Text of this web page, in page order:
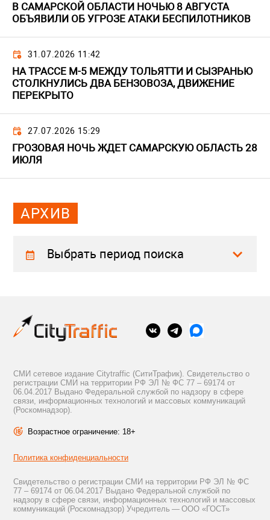
В САМАРСКОЙ ОБЛАСТИ НОЧЬЮ 8 АВГУСТА
ОБЪЯВИЛИ ОБ УГРОЗЕ АТАКИ БЕСПИЛОТНИКОВ
31.07.2026 11:42
НА ТРАССЕ М-5 МЕЖДУ ТОЛЬЯТТИ И СЫЗРАНЬЮ
СТОЛКНУЛИСЬ ДВА БЕНЗОВОЗА, ДВИЖЕНИЕ
ПЕРЕКРЫТО
27.07.2026 15:29
ГРОЗОВАЯ НОЧЬ ЖДЕТ САМАРСКУЮ ОБЛАСТЬ 28
ИЮЛЯ
АРХИВ
Выбрать период поиска
СМИ сетевое издание Citytraffic (СитиТрафик). Свидетельство о
регистрации СМИ на территории РФ ЭЛ № ФС 77 – 69174 от
06.04.2017 Выдано Федеральной службой по надзору в сфере
связи, информационных технологий и массовых коммуникаций
(Роскомнадзор).
Возрастное ограничение: 18+
Политика конфиденциальности
Свидетельство о регистрации СМИ на территории РФ ЭЛ № ФС
77 – 69174 от 06.04.2017 Выдано Федеральной службой по
надзору в сфере связи, информационных технологий и массовых
коммуникаций (Роскомнадзор) Учредитель — ООО «ГОСТ»